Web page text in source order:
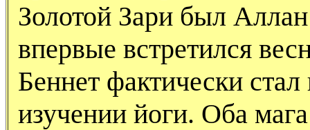
Золотой Зари был
впервые встретился
Беннет фактически
изучении йоги. Оба